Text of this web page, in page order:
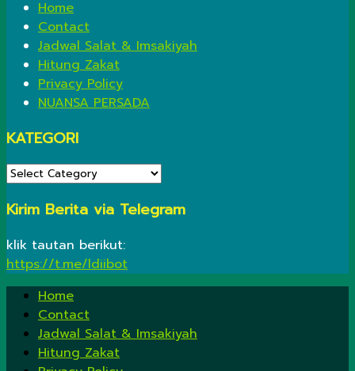
Home
Contact
Jadwal Salat & Imsakiyah
Hitung Zakat
Privacy Policy
NUANSA PERSADA
KATEGORI
KATEGORI
Kirim Berita via Telegram
klik tautan berikut:
https://t.me/ldiibot
Home
Contact
Jadwal Salat & Imsakiyah
Hitung Zakat